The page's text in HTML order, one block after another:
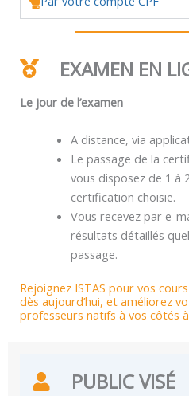
EXAMEN EN
Le jour de l’examen
A distance, via
Le passage de la
vous disposez de 1 à
certification choisie.
Vous recevez par e-
résultats détaillés
passage.
Rejoignez ISTAS pour vos
dès aujourd’hui, et améliorez
professeurs natifs à vos côtés
PUBLIC VISÉ